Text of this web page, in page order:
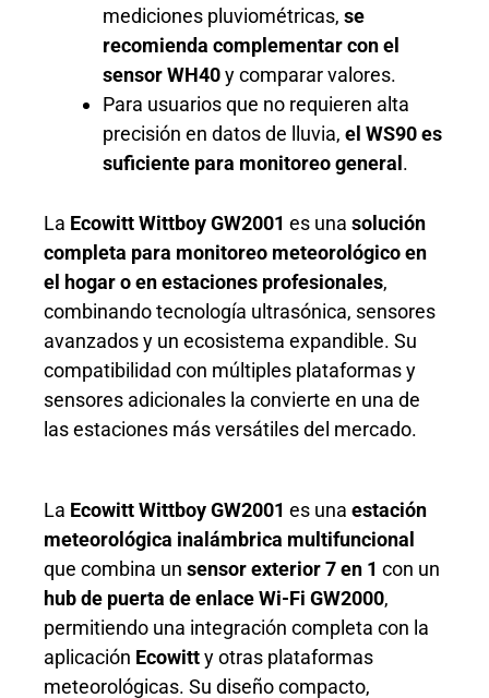
mediciones pluviométricas, se
recomienda complementar con el
sensor WH40y comparar valores.
Para usuarios que no requieren alta
precisión en datos de lluvia, el WS90 es
suficiente para monitoreo general .
La Ecowitt Wittboy GW2001 es una solución
completa para monitoreo meteorológico en
el hogar o en estaciones profesionales,
combinando tecnología ultrasónica, sensores
avanzados y un ecosistema expandible. Su
compatibilidad con múltiples plataformas y
sensores adicionales la convierte en una de
las estaciones más versátiles del mercado.
La Ecowitt Wittboy GW2001 es una estación
meteorológica inalámbrica multifuncional
que combina un sensor exterior 7 en 1 con un
hub de puerta de enlace Wi-Fi GW2000,
permitiendo una integración completa con la
aplicación Ecowitty otras plataformas
meteorológicas. Su diseño compacto,